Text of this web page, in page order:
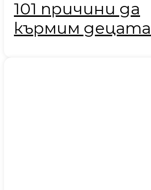
101 причини да
кърмим